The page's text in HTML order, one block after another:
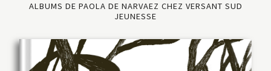
ALBUMS DE PAOLA DE NARVAEZ CHEZ VERSANT SUD
JEUNESSE